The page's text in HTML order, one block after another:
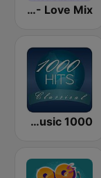
Love Radio - Love Mix
1000 HITS Classical Music